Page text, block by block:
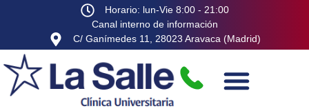
Horario: lun-Vie 8:00 - 21:00
Canal interno de información
C/ Ganímedes 11, 28023 Aravaca (Madrid)